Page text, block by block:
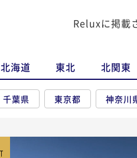
Reluxに掲載
北海道 東北 北関東
千葉県 東京都 神奈川